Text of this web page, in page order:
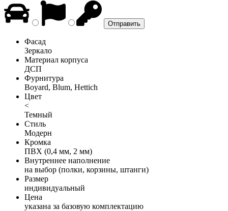
Фасад
Зеркало
Материал корпуса
ДСП
Фурнитура
Boyard, Blum, Hettich
Цвет
<
Темный
Стиль
Модерн
Кромка
ПВХ (0,4 мм, 2 мм)
Внутреннее наполнение
на выбор (полки, корзины, штанги)
Размер
индивидуальный
Цена
указана за базовую комплектацию